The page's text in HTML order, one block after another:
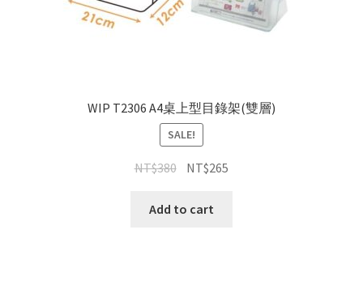
WIP T2306 A4桌上型目錄架(雙層)
SALE!
NT$380 NT$265
Add to cart